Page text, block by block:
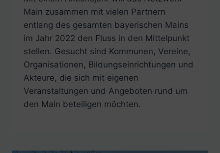
Main zusammen mit vielen Partnern
entlang des gesamten bayerischen Mains
im Jahr 2022 den Fluss in den Mittelpunkt
stellen. Gesucht sind Kommunen, Vereine,
Organisationen, Bildungseinrichtungen und
Akteure, die sich mit eigenen
Veranstaltungen und Angeboten rund um
den Main beteiligen möchten.